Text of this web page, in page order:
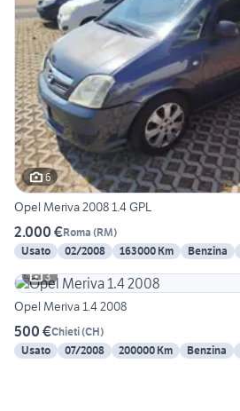
6
Opel Meriva 2008 1.4 GPL
2.000 €Roma (RM)
Usato
02/2008 163000 Km Benzina
3
Opel Meriva 1.4 2008
500 €Chieti(CH)
Usato
07/2008 200000 Km Benzina